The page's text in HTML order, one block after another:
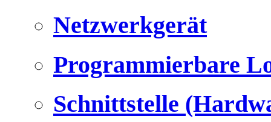
Netzwerkgerät
Programmierbare
Schnittstelle